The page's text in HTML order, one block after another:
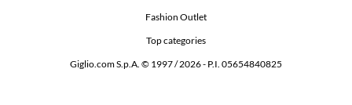
Fashion Outlet
Top categories
Giglio.com S.p.A. © 1997 / 2026 - P.I. 05654840825